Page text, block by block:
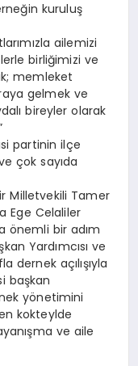
kuruluş
ailemizi
birliğimizi ve
memleket
gelmek ve
bireyler olarak
partinin ilçe
çok sayıda
Milletvekili Tamer
Ege Celaliler
önemli bir adım
Yardımcısı ve
dernek açılışıyla
başkan
yönetimini
kokteylde
ve aile